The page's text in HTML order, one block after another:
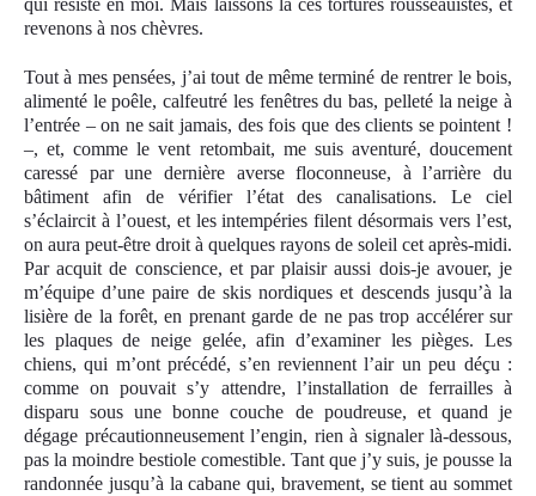
qui résiste en moi. Mais laissons là ces tortures rousseauistes, et
revenons à nos chèvres.
Tout à mes pensées, j’ai tout de même terminé de rentrer le bois,
alimenté le poêle, calfeutré les fenêtres du bas, pelleté la neige à
l’entrée – on ne sait jamais, des fois que des clients se pointent !
–, et, comme le vent retombait, me suis aventuré, doucement
caressé par une dernière averse floconneuse, à l’arrière du
bâtiment afin de vérifier l’état des canalisations. Le ciel
s’éclaircit à l’ouest, et les intempéries filent désormais vers l’est,
on aura peut-être droit à quelques rayons de soleil cet après-midi.
Par acquit de conscience, et par plaisir aussi dois-je avouer, je
m’équipe d’une paire de skis nordiques et descends jusqu’à la
lisière de la forêt, en prenant garde de ne pas trop accélérer sur
les plaques de neige gelée, afin d’examiner les pièges. Les
chiens, qui m’ont précédé, s’en reviennent l’air un peu déçu :
comme on pouvait s’y attendre, l’installation de ferrailles à
disparu sous une bonne couche de poudreuse, et quand je
dégage précautionneusement l’engin, rien à signaler là-dessous,
pas la moindre bestiole comestible. Tant que j’y suis, je pousse la
randonnée jusqu’à la cabane qui, bravement, se tient au sommet